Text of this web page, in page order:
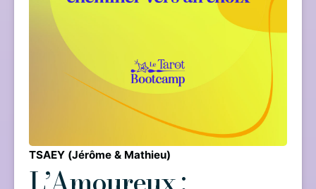
TSAEY (Jérôme & Mathieu)